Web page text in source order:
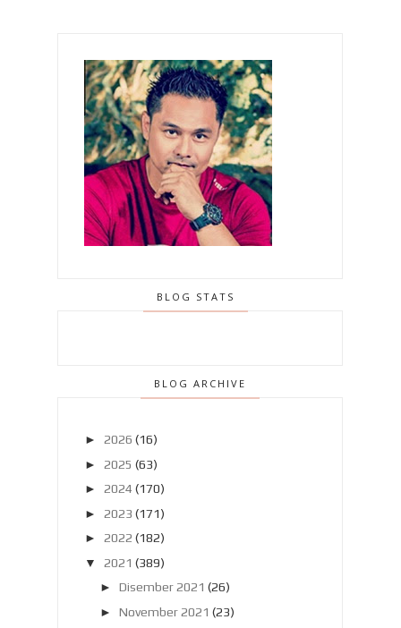
BLOG STATS
BLOG ARCHIVE
► 2026 (16)
► 2025 (63)
► 2024 (170)
► 2023 (171)
► 2022 (182)
▼
2021 (389)
► Disember 2021 (26)
► November 2021 (23)